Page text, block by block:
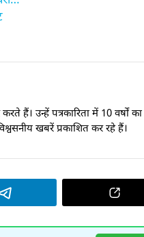
हैं। उन्हें पत्रकारिता में 10 वर्षों का
खबरें प्रकाशित कर रहे हैं।